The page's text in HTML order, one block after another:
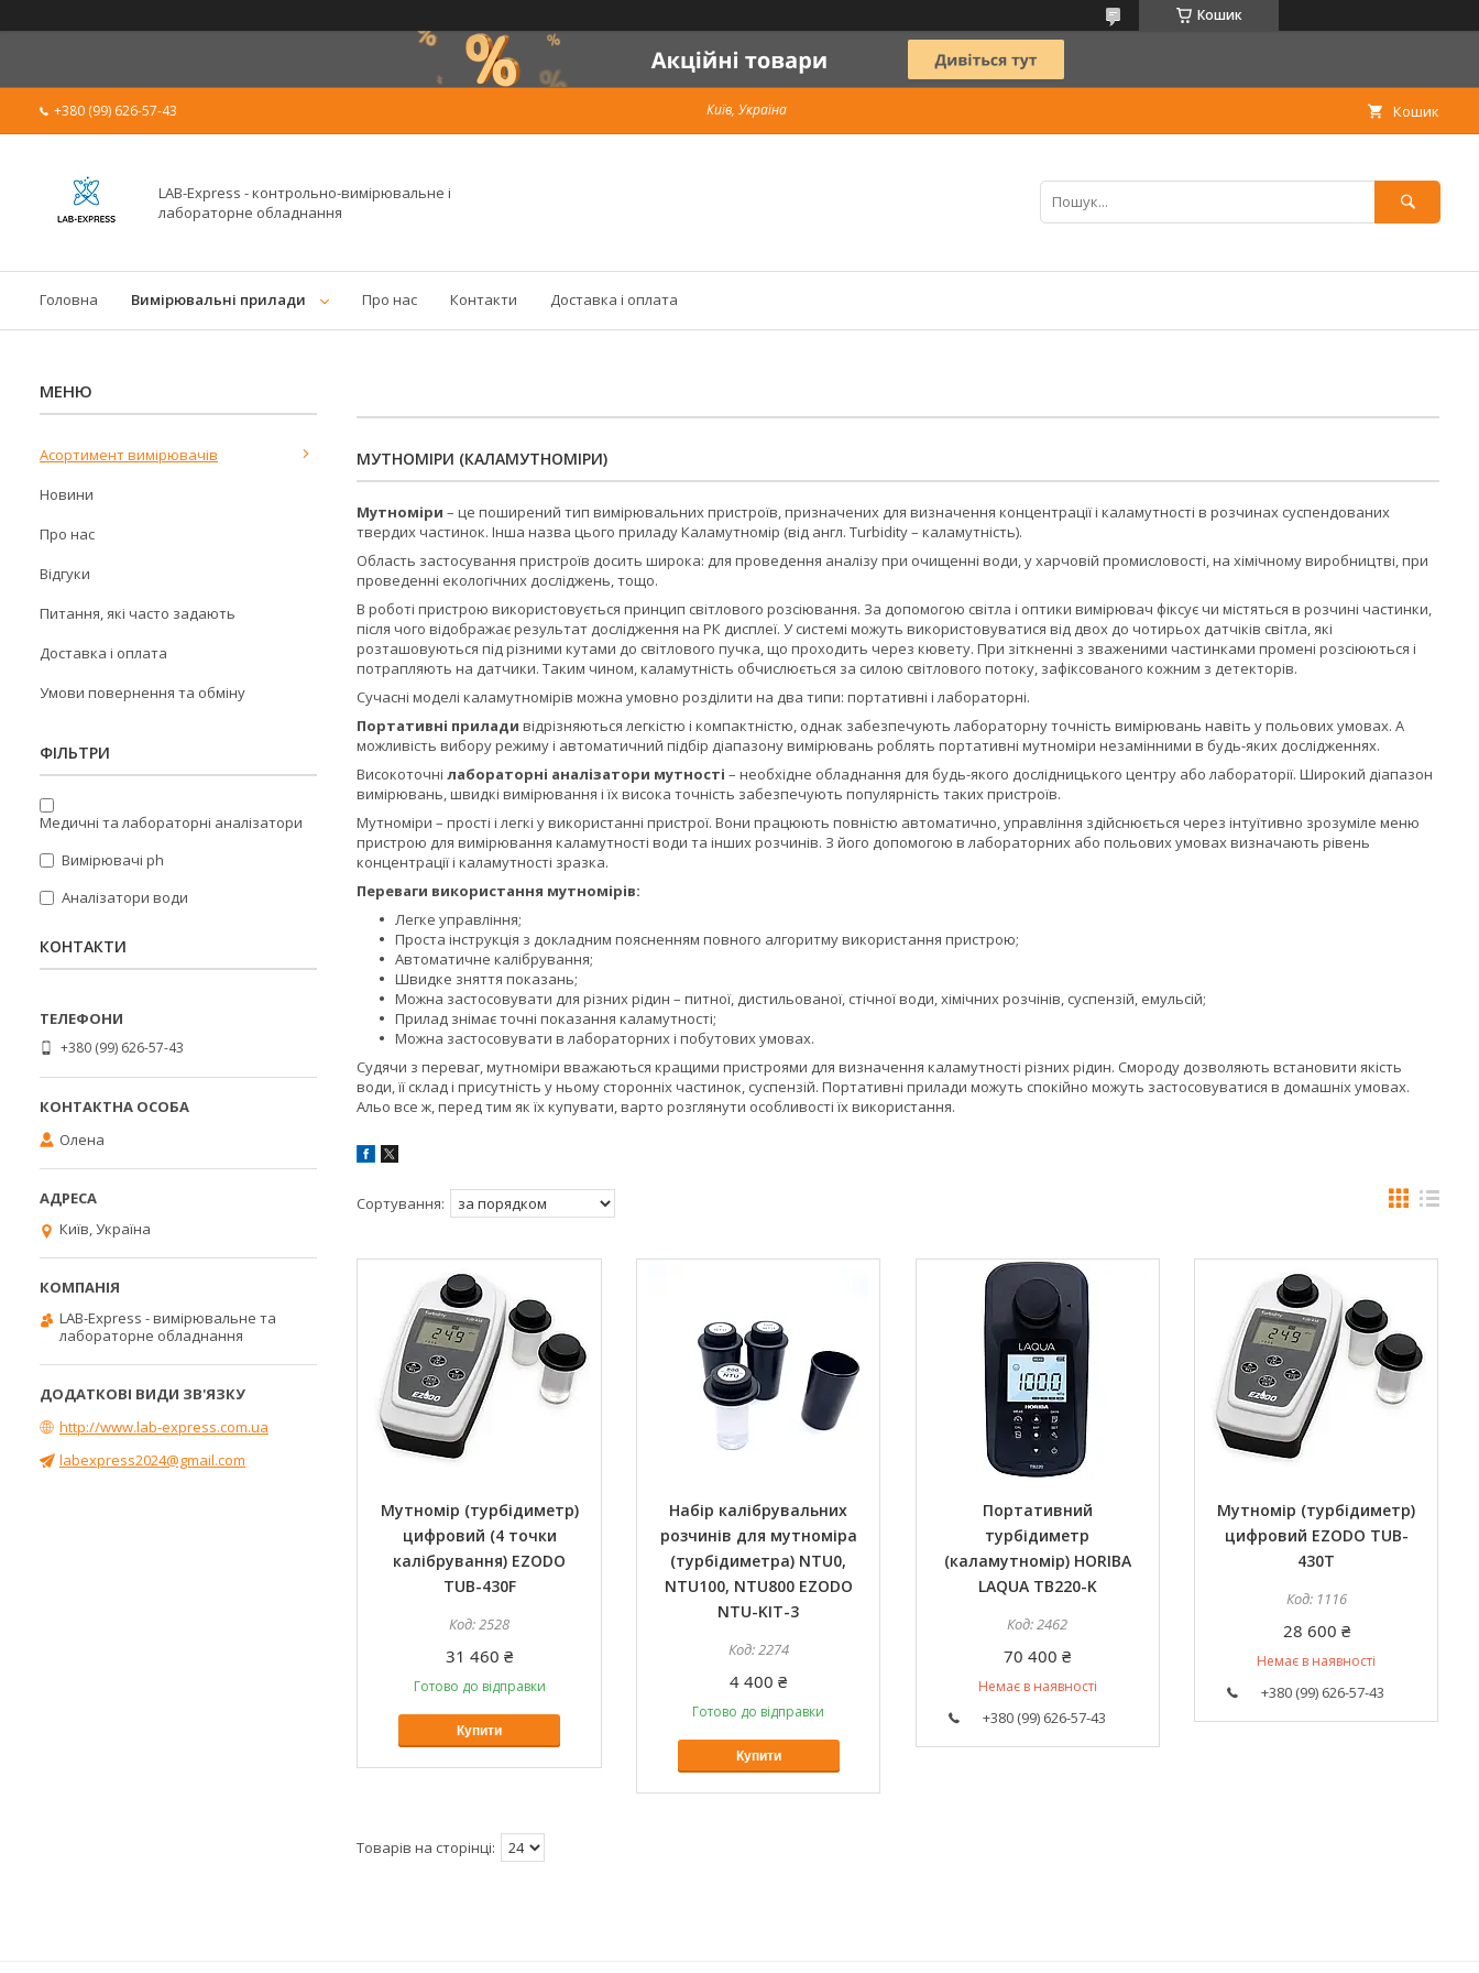
Кошик
+380 (99) 626-57-43 Київ, Україна Кошик
LAB-Express - контрольно-вимірювальне і
лабораторне обладнання
Головна Вимірювальні прилади Про нас Контакти Доставка і оплата
МУТНОМІРИ (КАЛАМУТНОМІРИ)
Мутноміри – це поширений тип вимірювальних пристроїв, призначених для визначення концентрації і каламутності в розчинах суспендованих
твердих частинок. Інша назва цього приладу Каламутномір (від англ. Turbidity – каламутність).
Область застосування пристроїв досить широка: для проведення аналізу при очищенні води, у харчовій промисловості, на хімічному виробництві, при
проведенні екологічних досліджень, тощо.
В роботі пристрою використовується принцип світлового розсіювання. За допомогою світла і оптики вимірювач фіксує чи містяться в розчині частинки,
після чого відображає результат дослідження на РК дисплеї. У системі можуть використовуватися від двох до чотирьох датчіків світла, які
розташовуються під різними кутами до світлового пучка, що проходить через кювету. При зіткненні з зваженими частинками промені розсіюються і
потрапляють на датчики. Таким чином, каламутність обчислюється за силою світлового потоку, зафіксованого кожним з детекторів.
Сучасні моделі каламутномірів можна умовно розділити на два типи: портативні і лабораторні.
Портативні прилади відрізняються легкістю і компактністю, однак забезпечують лабораторну точність вимірювань навіть у польових умовах. А
можливість вибору режиму і автоматичний підбір діапазону вимірювань роблять портативні мутноміри незамінними в будь-яких дослідженнях.
Високоточні лабораторні аналізатори мутності – необхідне обладнання для будь-якого дослідницького центру або лабораторії. Широкий діапазон
вимірювань, швидкі вимірювання і їх висока точність забезпечують популярність таких пристроїв.
Мутноміри – прості і легкі у використанні пристрої. Вони працюють повністю автоматично, управління здійснюється через інтуїтивно зрозуміле меню
пристрою для вимірювання каламутності води та інших розчинів. З його допомогою в лабораторних або польових умовах визначають рівень
концентрації і каламутності зразка.
Переваги використання мутномірів:
Легке управління;
Проста інструкція з докладним поясненням повного алгоритму використання пристрою;
Автоматичне калібрування;
Швидке зняття показань;
Можна застосовувати для різних рідин – питної, дистильованої, стічної води, хімічних розчінів, суспензій, емульсій;
Прилад знімає точні показання каламутності;
Можна застосовувати в лабораторних і побутових умовах.
Судячи з переваг, мутноміри вважаються кращими пристроями для визначення каламутності різних рідин. Смороду дозволяють встановити якість
води, її склад і присутність у ньому сторонніх частинок, суспензій. Портативні прилади можуть спокійно можуть застосовуватися в домашніх умовах.
Альо все ж, перед тим як їх купувати, варто розглянути особливості їх використання.
Мутномір (турбідиметр)
цифровий (4 точки
калібрування) EZODO
TUB-430F
2528
31 460 ₴
Готово до відправки
Купити
Набір калібрувальних
розчинів для мутноміра
(турбідиметра) NTU0,
NTU100, NTU800 EZODO
NTU-KIT-3
2274
4 400 ₴
Готово до відправки
Купити
Портативний
турбідиметр
(каламутномір) HORIBA
LAQUA TB220-K
2462
70 400 ₴
Немає в наявності
+380 (99) 626-57-43
Мутномір (турбідиметр)
цифровий EZODO TUB-
430T
1116
28 600 ₴
Немає в наявності
+380 (99) 626-57-43
Асортимент вимірювачів
Новини
Про нас
Відгуки
Питання, які часто задають
Доставка і оплата
Умови повернення та обміну
ФІЛЬТРИ
Медичні та лабораторні аналізатори
Вимірювачі ph
Аналізатори води
КОНТАКТИ
+380 (99) 626-57-43
Олена
Київ, Україна
LAB-Express - вимірювальне та
лабораторне обладнання
http://www.lab-express.com.ua
labexpress2024@gmail.com